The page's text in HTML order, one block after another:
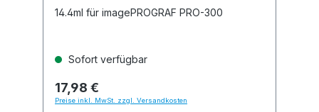
14.4ml für imagePROGRAF PRO-300
Sofort verfügbar
17,98 €
Preise inkl. MwSt. zzgl. Versandkosten